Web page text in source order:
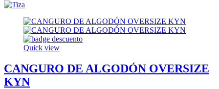
Quick view
CANGURO DE ALGODÓN OVERSIZE
KYN